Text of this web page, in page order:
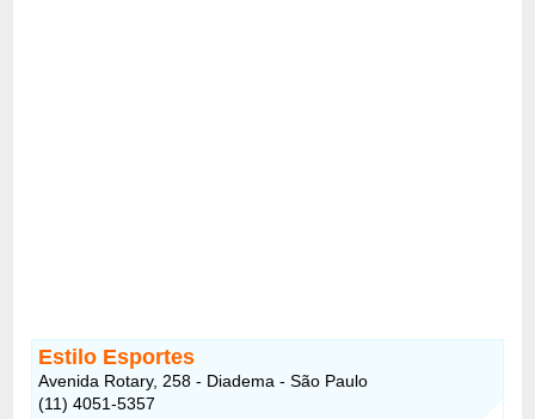
Estilo Esportes
Avenida Rotary, 258 - Diadema - São Paulo
(11) 4051-5357